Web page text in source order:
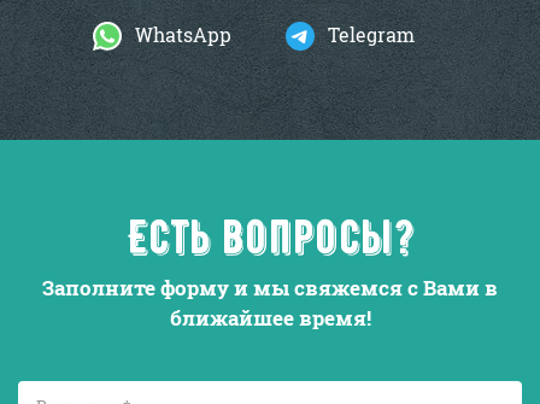
WhatsApp
Telegram
Есть вопросы?
Заполните форму и мы свяжемся с Вами в
ближайшее время!